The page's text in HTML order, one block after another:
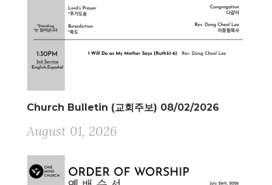
Church Bulletin (교회주보) 08/02/2026
August 01, 2026